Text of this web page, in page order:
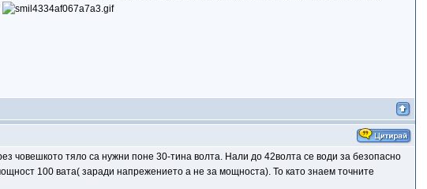
човешкото тяло са нужни поне 30-тина волта. Нали до 42волта се води за безопасно
100 вата( заради напрежението а не за мощноста). То като знаем точните